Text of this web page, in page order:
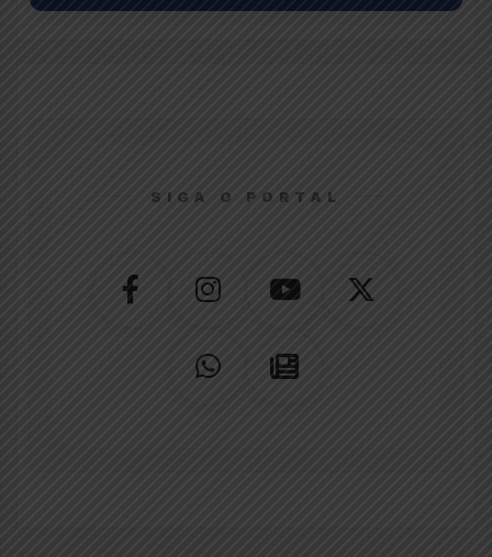
SIGA O PORTAL